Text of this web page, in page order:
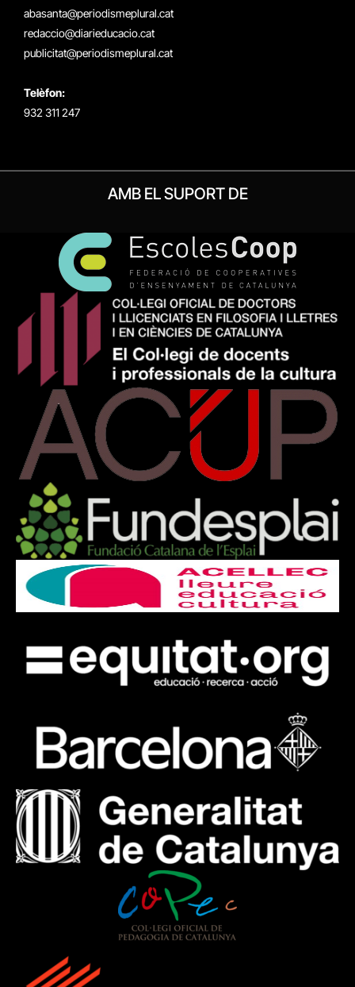
abasanta@periodismeplural.cat
redaccio@diarieducacio.cat
publicitat@periodismeplural.cat
Telèfon:
932 311 247
AMB EL SUPORT DE